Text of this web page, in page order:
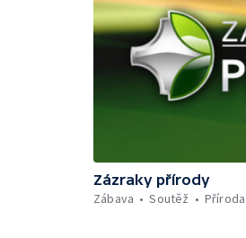
Zázraky přírody
Zábava
Soutěž Příroda